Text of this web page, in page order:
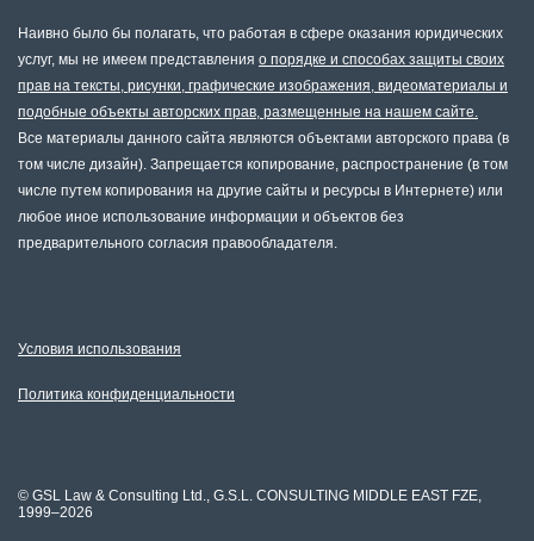
Наивно было бы полагать, что работая в сфере оказания юридических
услуг, мы не имеем представления о порядке и способах защиты своих
прав на тексты, рисунки, графические изображения, видеоматериалы и
подобные объекты авторских прав, размещенные на нашем сайте.
Все материалы данного сайта являются объектами авторского права (в
том числе дизайн). Запрещается копирование, распространение (в том
числе путем копирования на другие сайты и ресурсы в Интернете) или
любое иное использование информации и объектов без
предварительного согласия правообладателя.
Условия использования
Политика конфиденциальности
© GSL Law & Consulting Ltd., G.S.L. CONSULTING MIDDLE EAST FZE,
1999–2026